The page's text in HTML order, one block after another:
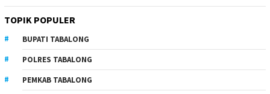
TOPIK POPULER
BUPATI TABALONG
POLRES TABALONG
PEMKAB TABALONG